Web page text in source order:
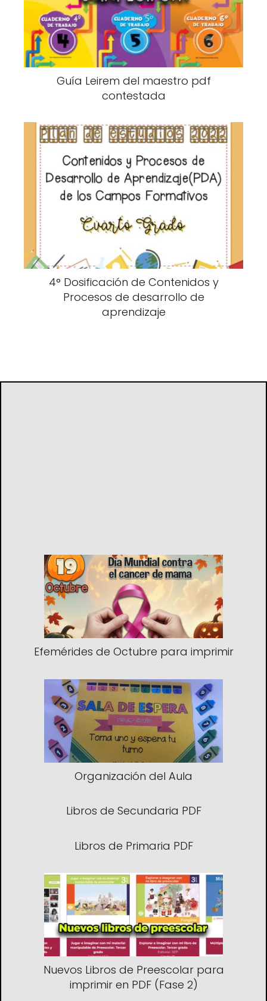
Guía Leirem del maestro pdf
contestada
4° Dosificación de Contenidos y
Procesos de desarrollo de
aprendizaje
Efemérides de Octubre para imprimir
Organización del Aula
Libros de Secundaria PDF
Libros de Primaria PDF
Nuevos Libros de Preescolar para
imprimir en PDF (Fase 2)